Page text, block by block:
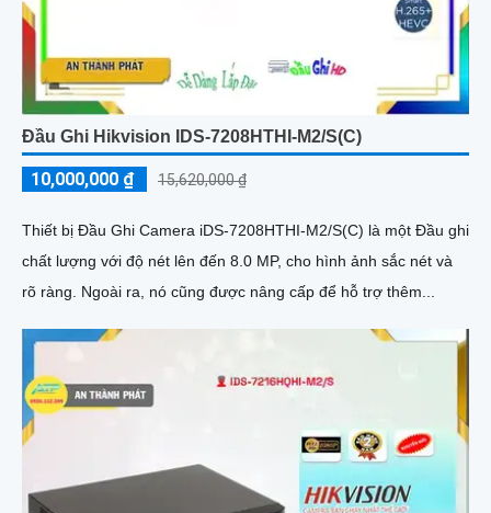
Đầu Ghi Hikvision IDS-7208HTHI-M2/S(C)
10,000,000 ₫ 15,620,000 ₫
Thiết bị Đầu Ghi Camera iDS-7208HTHI-M2/S(C) là một Đầu ghi
chất lượng với độ nét lên đến 8.0 MP, cho hình ảnh sắc nét và
rõ ràng. Ngoài ra, nó cũng được nâng cấp để hỗ trợ thêm...